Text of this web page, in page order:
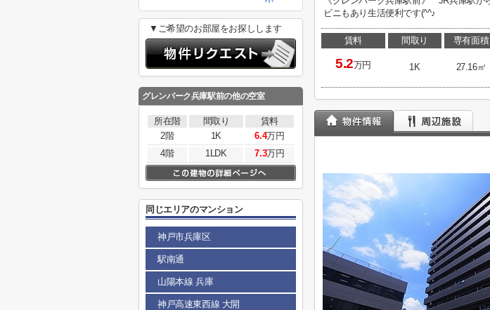
ビニもあり生活便利です(^^♪
賃料
5.2万円
間取り
1K
専有面積
27.16㎡
▼ご希望のお部屋をお探しします
グレンパーク兵庫駅前の他の空室
所在階 間取り
賃料
2階
1K 6.4万円
4階
1LDK 7.3万円
同じエリアのマンション
神戸市兵庫区
駅南通
山陽本線 兵庫
神戸高速東西線 大開